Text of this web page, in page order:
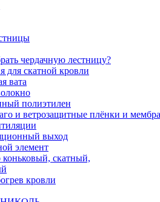
чердачную лестницу?
для скатной кровли
вата
полиэтилен
и ветрозащитные плёнки и
выход
элемент
коньковый, скатный,
кровли